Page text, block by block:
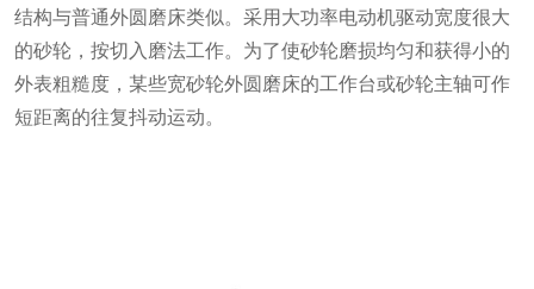
结构与普通外圆磨床类似。采用大功率电动机驱动宽度很大
的砂轮，按切入磨法工作。为了使砂轮磨损均匀和获得小的
外表粗糙度，某些宽砂轮外圆磨床的工作台或砂轮主轴可作
短距离的往复抖动运动。